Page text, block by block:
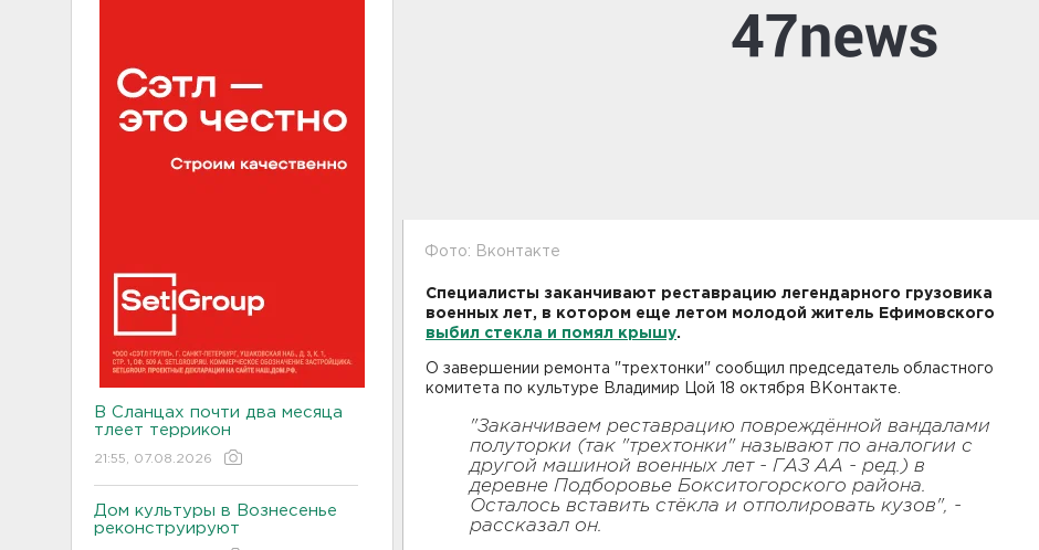
В Сланцах почти два месяца
тлеет террикон
21:55, 07.08.2026
Дом культуры в Вознесенье
реконструируют
Фото: Вконтакте
Специалисты заканчивают реставрацию легендарного грузовика
военных лет, в котором еще летом молодой житель Ефимовского
выбил стекла и помял крышу.
О завершении ремонта "трехтонки" сообщил председатель областного
комитета по культуре Владимир Цой 18 октября ВКонтакте.
"Заканчиваем реставрацию повреждённой вандалами
полуторки (так "трехтонки" называют по аналогии с
другой машиной военных лет - ГАЗ АА - ред.) в
деревне Подборовье Бокситогорского района.
Осталось вставить стёкла и отполировать кузов", -
рассказал он.